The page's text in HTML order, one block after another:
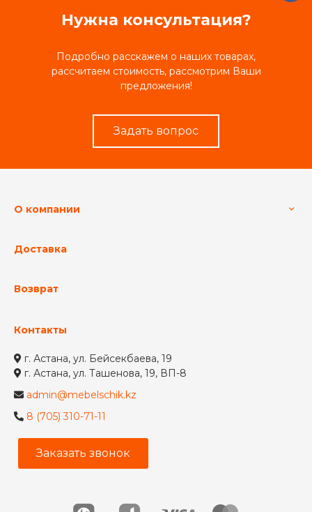
Нужна консультация?
Подробно расскажем о наших товарах,
рассчитаем стоимость, рассмотрим Ваши
предложения!
Задать вопрос
О компании
Доставка
Возврат
Контакты
г. Астана, ул. Бейсекбаева, 19
г. Астана, ул. Ташенова, 19, ВП-8
admin@mebelschik.kz
8 (705) 310-71-11
Заказать звонок